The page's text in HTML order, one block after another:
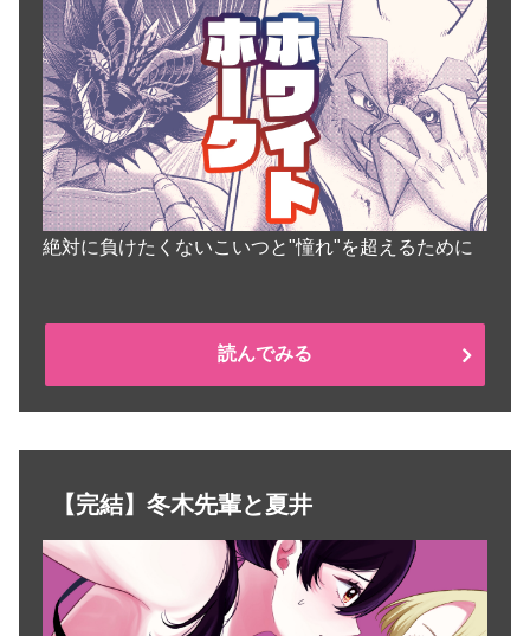
絶対に負けたくないこいつと"憧れ"を超えるために
読んでみる
【完結】冬木先輩と夏井